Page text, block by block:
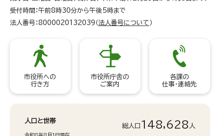
受付時間：午前8時30分から午後5時まで
法人番号：8000020132039（法人番号について ）
市役所への
行き方
市役所庁舎の
ご案内
各課の
仕事・連絡先
人口と世帯
令和8年8月1日現在
総人口 148,628 人